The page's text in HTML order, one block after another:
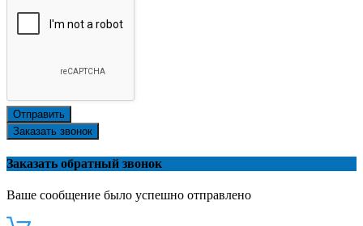
Отправить
Заказать звонок
Заказать обратный звонок
Ваше сообщение было успешно отправлено